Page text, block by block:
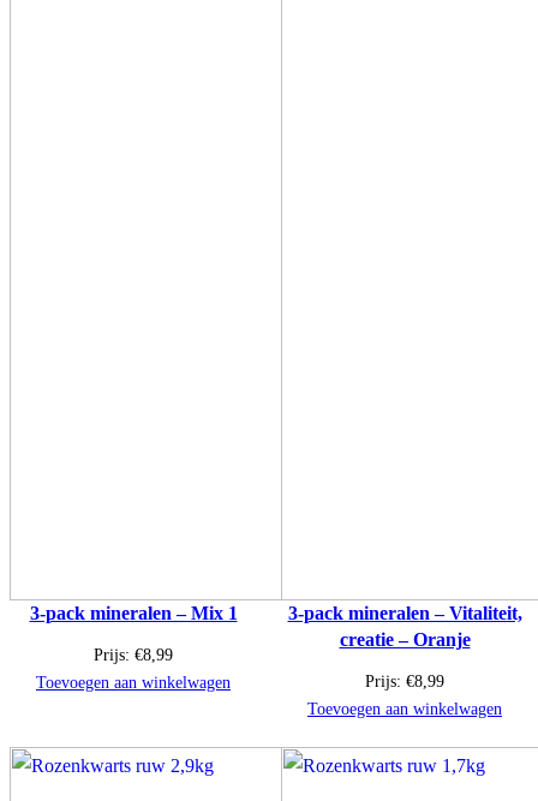
3-pack mineralen – Mix 1
Prijs: €8,99
Toevoegen aan winkelwagen
3-pack mineralen – Vitaliteit,
creatie – Oranje
Prijs: €8,99
Toevoegen aan winkelwagen